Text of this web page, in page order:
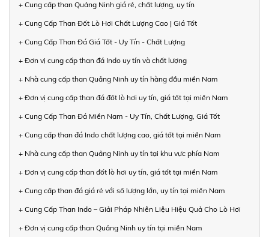
+ Cung cấp than Quảng Ninh giá rẻ, chất lượng, uy tín
+ Cung Cấp Than Đốt Lò Hơi Chất Lượng Cao | Giá Tốt
+ Cung Cấp Than Đá Giá Tốt - Uy Tín - Chất Lượng
+ Đơn vị cung cấp than đá Indo uy tín và chất lượng
+ Nhà cung cấp than Quảng Ninh uy tín hàng đầu miền Nam
+ Đơn vị cung cấp than đá đốt lò hơi uy tín, giá tốt tại miền Nam
+ Cung Cấp Than Đá Miền Nam - Uy Tín, Chất Lượng, Giá Tốt
+ Cung cấp than đá Indo chất lượng cao, giá tốt tại miền Nam
+ Nhà cung cấp than Quảng Ninh uy tín tại khu vực phía Nam
+ Đơn vị cung cấp than đốt lò hơi uy tín, giá tốt tại miền Nam
+ Cung cấp than đá giá rẻ với số lượng lớn, uy tín tại miền Nam
+ Cung Cấp Than Indo – Giải Pháp Nhiên Liệu Hiệu Quả Cho Lò Hơi
+ Đơn vị cung cấp than Quảng Ninh uy tín tại miền Nam